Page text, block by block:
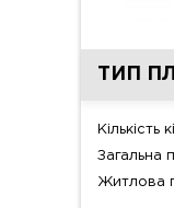
ТИП
Кількість
Загальна
Житлова